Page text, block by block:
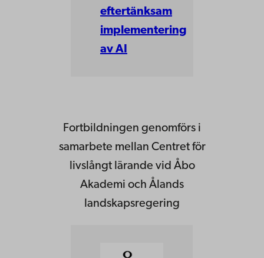
eftertänksam
implementering
av AI
Fortbildningen genomförs i
samarbete mellan Centret för
livslångt lärande vid Åbo
Akademi och Ålands
landskapsregering